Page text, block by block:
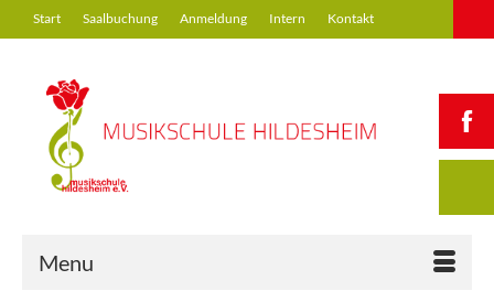
Start Saalbuchung Anmeldung Intern Kontakt
Menu